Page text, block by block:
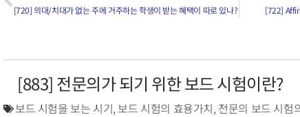
[720] 의대/치대가 없는 주에 거주하는 학생이 받는 혜택이 따로 있나? [722]
[883] 전문의가 되기 위한 보드 시험이란?
보드 시험을 보는 시기, 보드 시험의 효용가치, 전문의 보드 시험